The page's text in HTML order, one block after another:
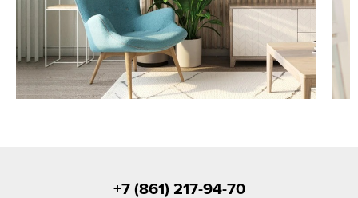
+7 (861) 217-94-70